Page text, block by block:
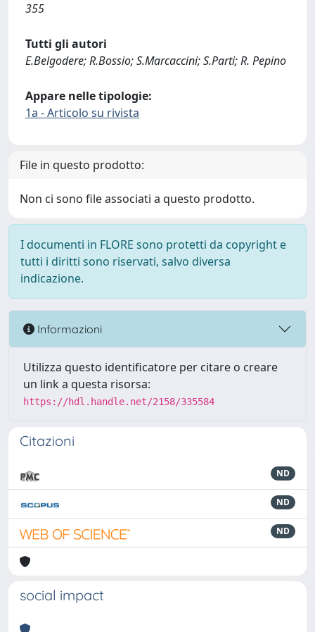
355
Tutti gli autori
E.Belgodere; R.Bossio; S.Marcaccini; S.Parti; R. Pepino
Appare nelle tipologie:
1a - Articolo su rivista
File in questo prodotto:
Non ci sono file associati a questo prodotto.
I documenti in FLORE sono protetti da copyright e
tutti i diritti sono riservati, salvo diversa
indicazione.
Informazioni
Utilizza questo identificatore per citare o creare
un link a questa risorsa:
https://hdl.handle.net/2158/335584
Citazioni
ND
ND
ND
social impact